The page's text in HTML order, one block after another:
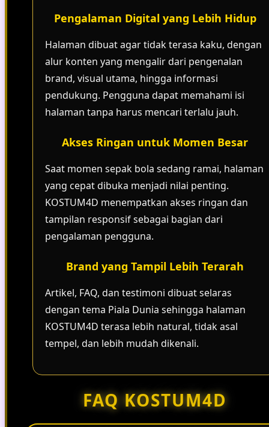
Pengalaman Digital yang Lebih Hidup
Halaman dibuat agar tidak terasa kaku, dengan
alur konten yang mengalir dari pengenalan
brand, visual utama, hingga informasi
pendukung. Pengguna dapat memahami isi
halaman tanpa harus mencari terlalu jauh.
Akses Ringan untuk Momen Besar
Saat momen sepak bola sedang ramai, halaman
yang cepat dibuka menjadi nilai penting.
KOSTUM4D menempatkan akses ringan dan
tampilan responsif sebagai bagian dari
pengalaman pengguna.
Brand yang Tampil Lebih Terarah
Artikel, FAQ, dan testimoni dibuat selaras
dengan tema Piala Dunia sehingga halaman
KOSTUM4D terasa lebih natural, tidak asal
tempel, dan lebih mudah dikenali.
FAQ KOSTUM4D